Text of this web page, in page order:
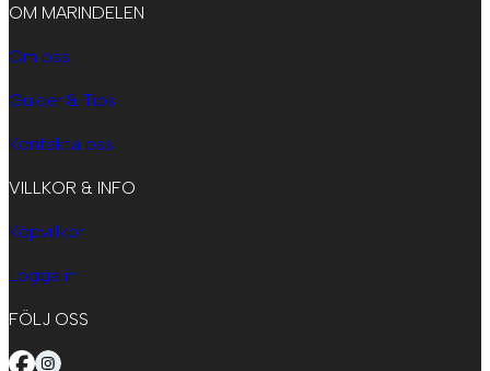
OM MARINDELEN
Om oss
Guider & Tips
Kontakta oss
VILLKOR & INFO
Köpvillkor
Logga in
FÖLJ OSS